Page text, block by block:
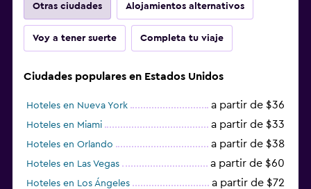
Otras ciudades Alojamientos alternativos
Voy a tener suerte Completa tu viaje
Ciudades populares en Estados Unidos
Hoteles en Nueva York a partir de $36
Hoteles en Miami a partir de $33
Hoteles en Orlando a partir de $38
Hoteles en Las Vegas a partir de $60
Hoteles en Los Ángeles a partir de $72